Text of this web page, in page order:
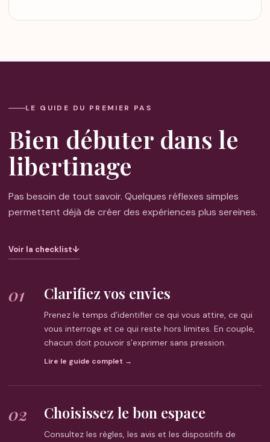
LE GUIDE DU PREMIER PAS
Bien débuter dans le
libertinage
Pas besoin de tout savoir. Quelques réflexes simples
permettent déjà de créer des expériences plus sereines.
Voir la checklist↓
01 Clarifiez vos envies
Prenez le temps d’identifier ce qui vous attire, ce qui
vous interroge et ce qui reste hors limites. En couple,
chacun doit pouvoir s’exprimer sans pression.
Lire le guide complet →
02 Choisissez le bon espace
Consultez les règles, les avis et les dispositifs de